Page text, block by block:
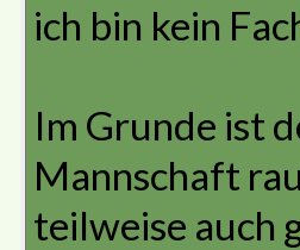
ich bin kein
Im Grunde ist
Mannschaft
teilweise auch